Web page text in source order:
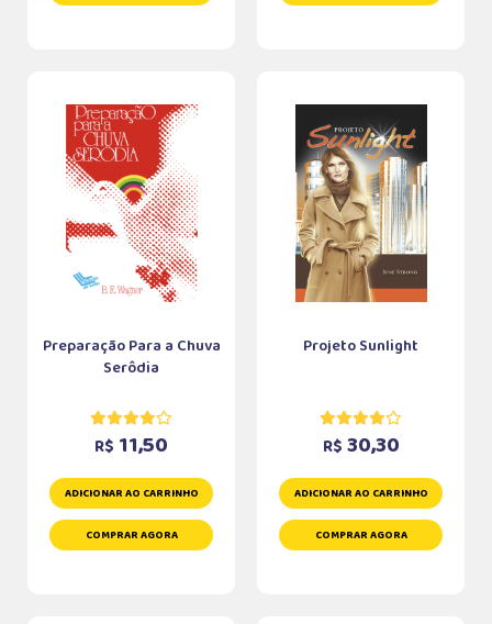
Preparação Para a Chuva
Serôdia
R$ 11,50
ADICIONAR AO CARRINHO
COMPRAR AGORA
Projeto Sunlight
R$ 30,30
ADICIONAR AO CARRINHO
COMPRAR AGORA